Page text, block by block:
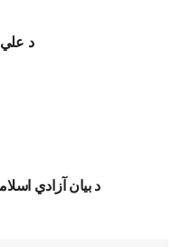
د
د بیان آزادي